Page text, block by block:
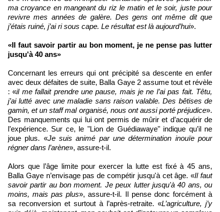
ma croyance en mangeant du riz le matin et le soir, juste pour
revivre mes années de galère. Des gens ont même dit que
j’étais ruiné, j’ai ri sous cape. Le résultat est là aujourd’hui».
«Il faut savoir partir au bon moment, je ne pense pas lutter
jusqu'à 40 ans»
Concernant les erreurs qui ont précipité sa descente en enfer
avec deux défaites de suite, Balla Gaye 2 assume tout et révèle
: «il me fallait prendre une pause, mais je ne l’ai pas fait. Têtu,
j’ai lutté avec une maladie sans raison valable. Des bêtises de
gamin, et un staff mal organisé, nous ont aussi porté préjudice».
Des manquements qui lui ont permis de mûrir et d’acquérir de
l’expérience. Sur ce, le "Lion de Guédiawaye" indique qu’il ne
joue plus. «Je suis animé par une détermination inouïe pour
régner dans l’arène», assure-t-il.
Alors que l’âge limite pour exercer la lutte est fixé à 45 ans,
Balla Gaye n’envisage pas de compétir jusqu'à cet âge. «Il faut
savoir partir au bon moment. Je peux lutter jusqu'à 40 ans, ou
moins, mais pas plus», assure-t-il. Il pense donc forcément à
sa reconversion et surtout à l’après-retraite. «L’agriculture, j’y